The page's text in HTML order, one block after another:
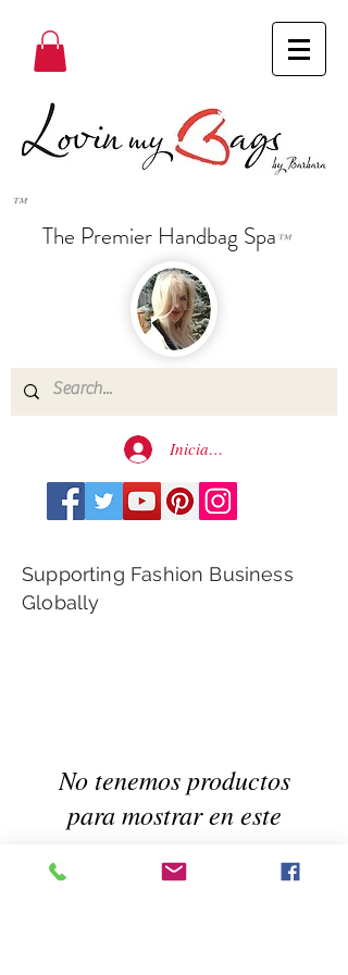
™
The Premier Handbag Spa™
Iniciar sesión
Supporting Fashion Business
Globally
No tenemos productos
para mostrar en este